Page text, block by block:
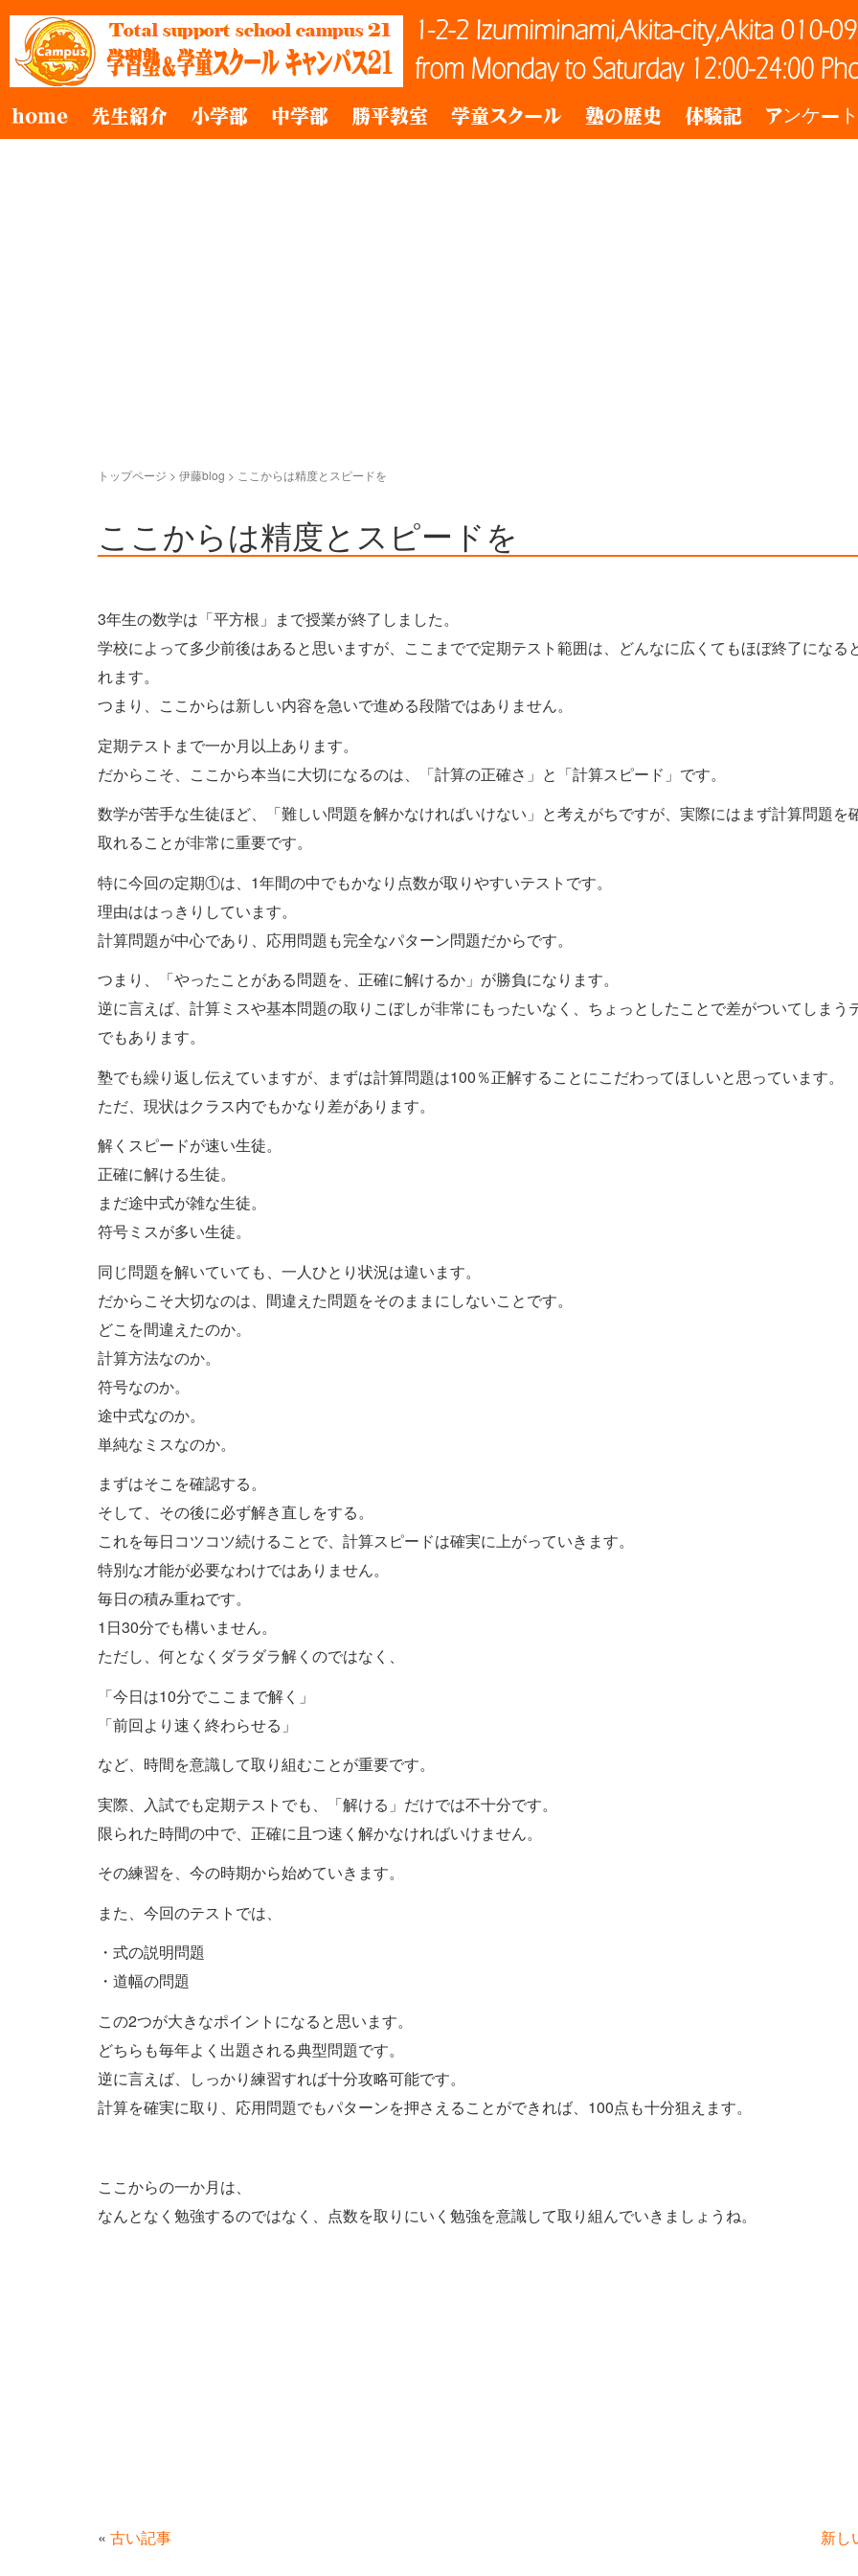
home 先生紹介 小学部 中学部 勝平教室 学童スクール 塾の歴史 体験記 アンケート
トップページ > 伊藤blog > ここからは精度とスピードを
ここからは精度とスピードを
3年生の数学は「平方根」まで授業が終了しました。
学校によって多少前後はあると思いますが、ここまでで定期テスト範囲は、どんなに広くてもほぼ終了になる
れます。
つまり、ここからは新しい内容を急いで進める段階ではありません。
定期テストまで一か月以上あります。
だからこそ、ここから本当に大切になるのは、「計算の正確さ」と「計算スピード」です。
数学が苦手な生徒ほど、「難しい問題を解かなければいけない」と考えがちですが、実際にはまず計算問題を
取れることが非常に重要です。
特に今回の定期①は、1年間の中でもかなり点数が取りやすいテストです。
理由ははっきりしています。
計算問題が中心であり、応用問題も完全なパターン問題だからです。
つまり、「やったことがある問題を、正確に解けるか」が勝負になります。
逆に言えば、計算ミスや基本問題の取りこぼしが非常にもったいなく、ちょっとしたことで差がついてしまう
でもあります。
塾でも繰り返し伝えていますが、まずは計算問題は100％正解することにこだわってほしいと思っています。
ただ、現状はクラス内でもかなり差があります。
解くスピードが速い生徒。
正確に解ける生徒。
まだ途中式が雑な生徒。
符号ミスが多い生徒。
同じ問題を解いていても、一人ひとり状況は違います。
だからこそ大切なのは、間違えた問題をそのままにしないことです。
どこを間違えたのか。
計算方法なのか。
符号なのか。
途中式なのか。
単純なミスなのか。
まずはそこを確認する。
そして、その後に必ず解き直しをする。
これを毎日コツコツ続けることで、計算スピードは確実に上がっていきます。
特別な才能が必要なわけではありません。
毎日の積み重ねです。
1日30分でも構いません。
ただし、何となくダラダラ解くのではなく、
「今日は10分でここまで解く」
「前回より速く終わらせる」
など、時間を意識して取り組むことが重要です。
実際、入試でも定期テストでも、「解ける」だけでは不十分です。
限られた時間の中で、正確に且つ速く解かなければいけません。
その練習を、今の時期から始めていきます。
また、今回のテストでは、
・式の説明問題
・道幅の問題
この2つが大きなポイントになると思います。
どちらも毎年よく出題される典型問題です。
逆に言えば、しっかり練習すれば十分攻略可能です。
計算を確実に取り、応用問題でもパターンを押さえることができれば、100点も十分狙えます。
ここからの一か月は、
なんとなく勉強するのではなく、点数を取りにいく勉強を意識して取り組んでいきましょうね。
« 古い記事 新し